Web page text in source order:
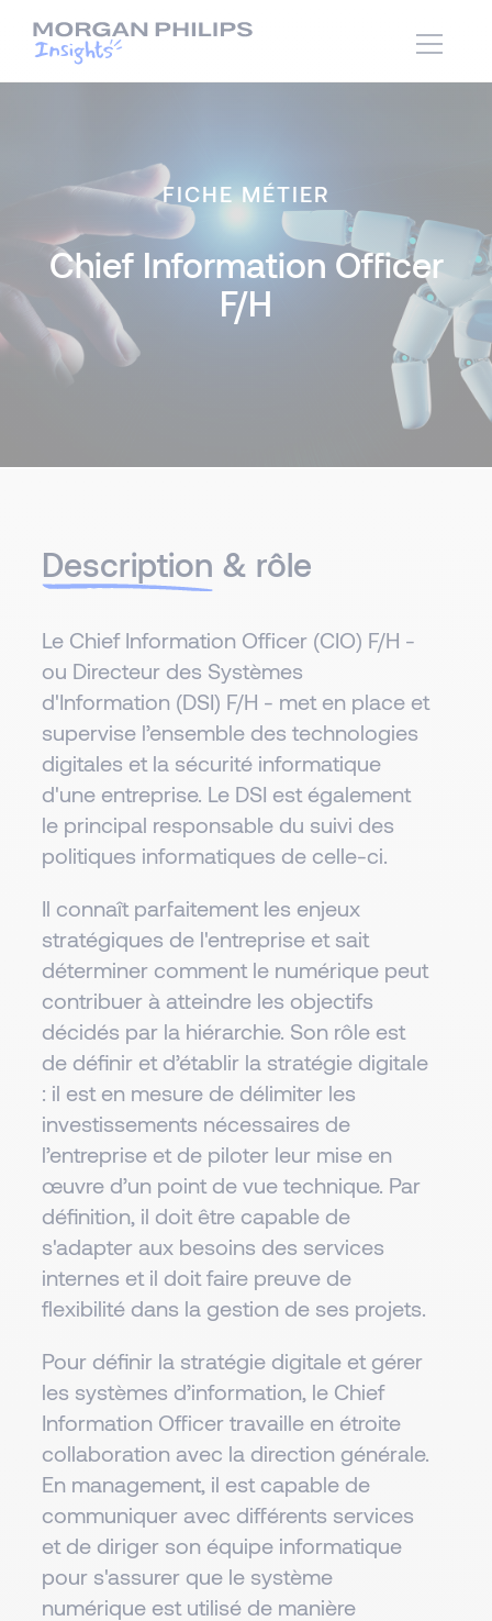
FICHE MÉTIER
Chief Information Officer
F/H
Description & rôle
Le Chief Information Officer (CIO) F/H -
ou Directeur des Systèmes
d'Information (DSI) F/H - met en place et
supervise l’ensemble des technologies
digitales et la sécurité informatique
d'une entreprise. Le DSI est également
le principal responsable du suivi des
politiques informatiques de celle-ci.
Il connaît parfaitement les enjeux
stratégiques de l'entreprise et sait
déterminer comment le numérique peut
contribuer à atteindre les objectifs
décidés par la hiérarchie. Son rôle est
de définir et d’établir la stratégie digitale
: il est en mesure de délimiter les
investissements nécessaires de
l’entreprise et de piloter leur mise en
œuvre d’un point de vue technique. Par
définition, il doit être capable de
s'adapter aux besoins des services
internes et il doit faire preuve de
flexibilité dans la gestion de ses projets.
Pour définir la stratégie digitale et gérer
les systèmes d’information, le Chief
Information Officer travaille en étroite
collaboration avec la direction générale.
En management, il est capable de
communiquer avec différents services
et de diriger son équipe informatique
pour s'assurer que le système
numérique est utilisé de manière